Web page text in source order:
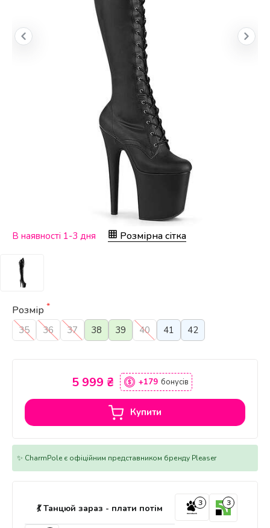
В наявності 1-3 дня Розмірна сітка
Розмір *
35 36 37 38 39 40 41 42
5 999 ₴ +179 бонусів
Купити
✨ CharmPole є офіційним представником бренду Pleaser
💃 Танцюй зараз - плати потім 3 3